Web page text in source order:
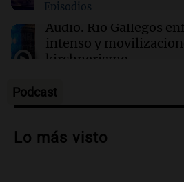
Episodios
Audio. Río Gallegos
intenso y
kirchnerismo
Episodios
Audio.Debate en el
la soberanía digital en
Podcast
Lo más visto